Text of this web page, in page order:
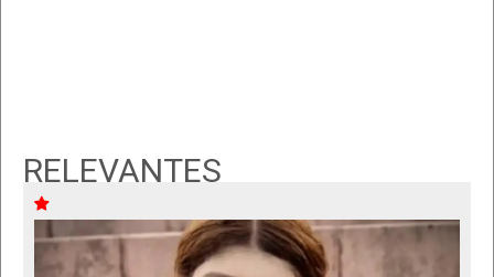
RELEVANTES